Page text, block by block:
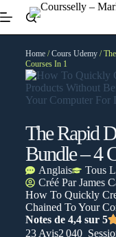
Home/Cours Udemy/
Courses In 1
The Rapid
Bundle – 4
Anglais
Tous
Créé ParJames
How To Quickly
Chained To Your
Notes de 4,4 sur 5
23 Avis2 040